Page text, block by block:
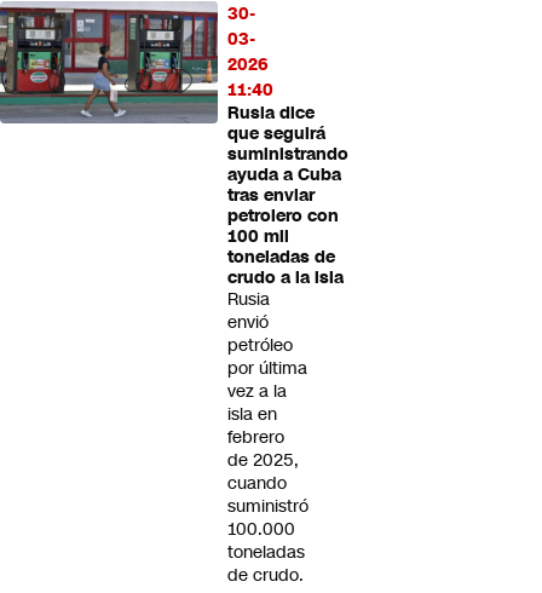
30-
03-
2026
11:40
Rusia dice
que seguirá
suministrando
ayuda a Cuba
tras enviar
petrolero con
100 mil
toneladas de
crudo a la isla
Rusia
envió
petróleo
por última
vez a la
isla en
febrero
de 2025,
cuando
suministró
100.000
toneladas
de crudo.